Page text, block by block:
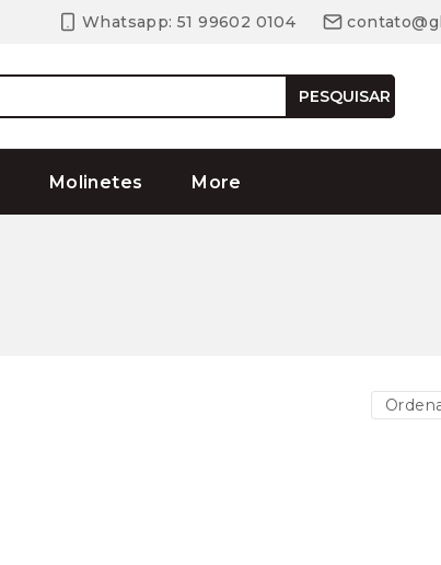
Whatsapp: 51 99602 0104
PESQUISAR
Molinetes More